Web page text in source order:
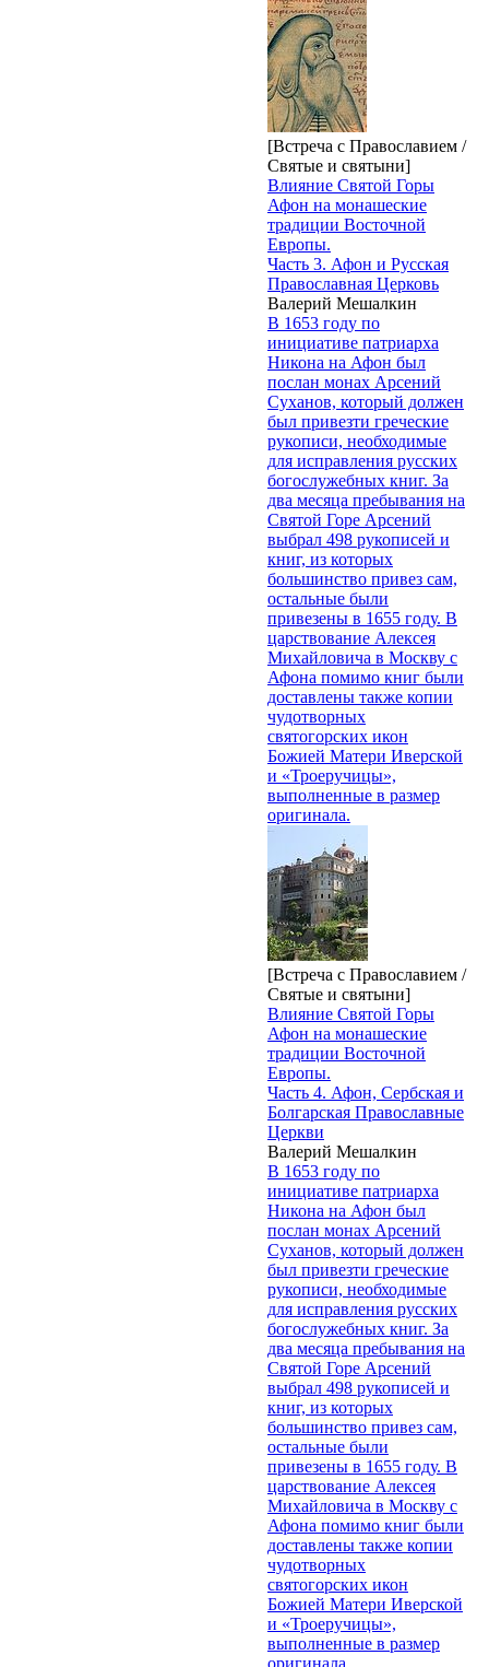
[Встреча с Православием /
Святые и святыни]
Влияние Святой Горы
Афон на монашеские
традиции Восточной
Европы.
Часть 3. Афон и Русская
Православная Церковь
Валерий Мешалкин
В 1653 году по
инициативе патриарха
Никона на Афон был
послан монах Арсений
Суханов, который должен
был привезти греческие
рукописи, необходимые
для исправления русских
богослужебных книг. За
два месяца пребывания на
Святой Горе Арсений
выбрал 498 рукописей и
книг, из которых
большинство привез сам,
остальные были
привезены в 1655 году. В
царствование Алексея
Михайловича в Москву с
Афона помимо книг были
доставлены также копии
чудотворных
святогорских икон
Божией Матери Иверской
и «Троеручицы»,
выполненные в размер
оригинала.
[Встреча с Православием /
Святые и святыни]
Влияние Святой Горы
Афон на монашеские
традиции Восточной
Европы.
Часть 4. Афон, Сербская и
Болгарская Православные
Церкви
Валерий Мешалкин
В 1653 году по
инициативе патриарха
Никона на Афон был
послан монах Арсений
Суханов, который должен
был привезти греческие
рукописи, необходимые
для исправления русских
богослужебных книг. За
два месяца пребывания на
Святой Горе Арсений
выбрал 498 рукописей и
книг, из которых
большинство привез сам,
остальные были
привезены в 1655 году. В
царствование Алексея
Михайловича в Москву с
Афона помимо книг были
доставлены также копии
чудотворных
святогорских икон
Божией Матери Иверской
и «Троеручицы»,
выполненные в размер
оригинала.